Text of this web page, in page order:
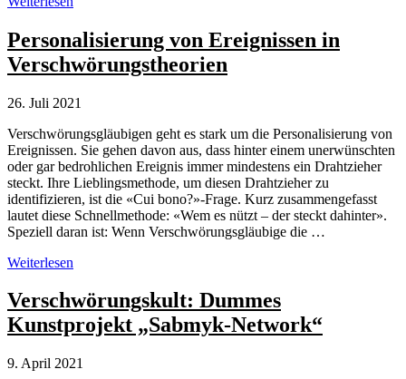
Antisemitismus
im
Rap
Personalisierung von Ereignissen in
Verschwörungstheorien
26. Juli 2021
Verschwörungsgläubigen geht es stark um die Personalisierung von
Ereignissen. Sie gehen davon aus, dass hinter einem unerwünschten
oder gar bedrohlichen Ereignis immer mindestens ein Drahtzieher
steckt. Ihre Lieblingsmethode, um diesen Drahtzieher zu
identifizieren, ist die «Cui bono?»-Frage. Kurz zusammengefasst
lautet diese Schnellmethode: «Wem es nützt – der steckt dahinter».
Speziell daran ist: Wenn Verschwörungsgläubige die …
Personalisierung
Ereignissen
in
Verschwörungstheorien
Weiterlesen
Verschwörungskult: Dummes
Kunstprojekt „Sabmyk-Network“
9. April 2021